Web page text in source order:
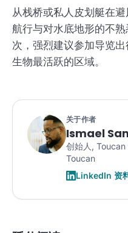
从栈桥或私人皮划艇在
航行与对水底地形的不
次，强烈建议参加导览
生物最活跃的区域。
关于作者
Ismael
创始人,
Toucan
LinkedIn 资